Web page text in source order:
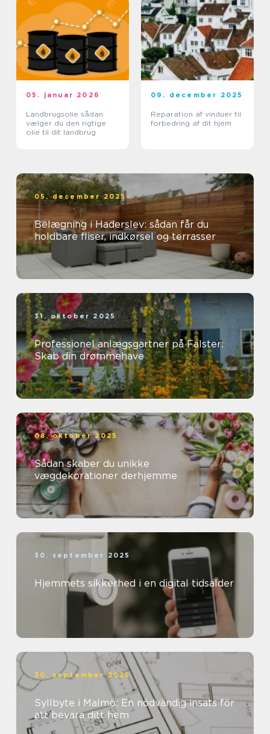
05. januar 2026
Landbrugsolie sådan
vælger du den rigtige
olie til dit landbrug
09. december 2025
Reparation af vinduer til
forbedring af dit hjem
05. december 2025
Belægning i Haderslev: sådan får du
holdbare fliser, indkørsel og terrasser
31. oktober 2025
Professionel anlægsgartner på Falster:
Skab din drømmehave
08. oktober 2025
Sådan skaber du unikke
vægdekorationer derhjemme
30. september 2025
Hjemmets sikkerhed i en digital tidsalder
30. september 2025
Syllbyte i Malmö: En nödvändig insats för
att bevara ditt hem